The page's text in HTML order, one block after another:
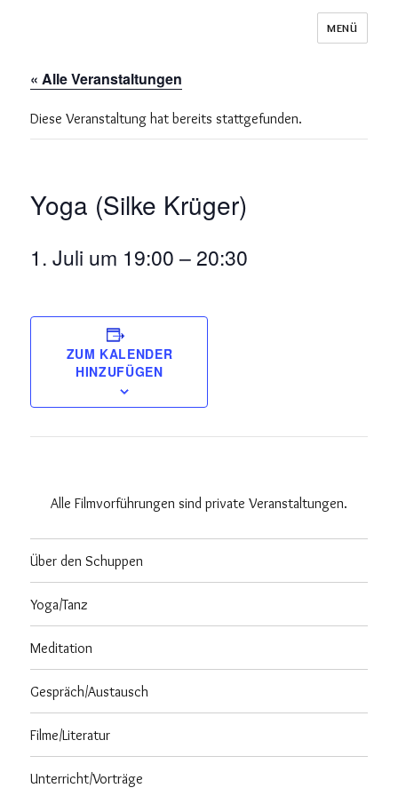
MENÜ
« Alle Veranstaltungen
Diese Veranstaltung hat bereits stattgefunden.
Yoga (Silke Krüger)
1. Juli um 19:00 –20:30
ZUM KALENDER
HINZUFÜGEN
Alle Filmvorführungen sind private Veranstaltungen.
Über den Schuppen
Yoga/Tanz
Meditation
Gespräch/Austausch
Filme/Literatur
Unterricht/Vorträge